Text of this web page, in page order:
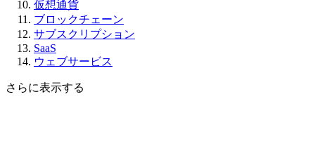
仮想通貨
ブロックチェーン
サブスクリプション
SaaS
ウェブサービス
さらに表示する